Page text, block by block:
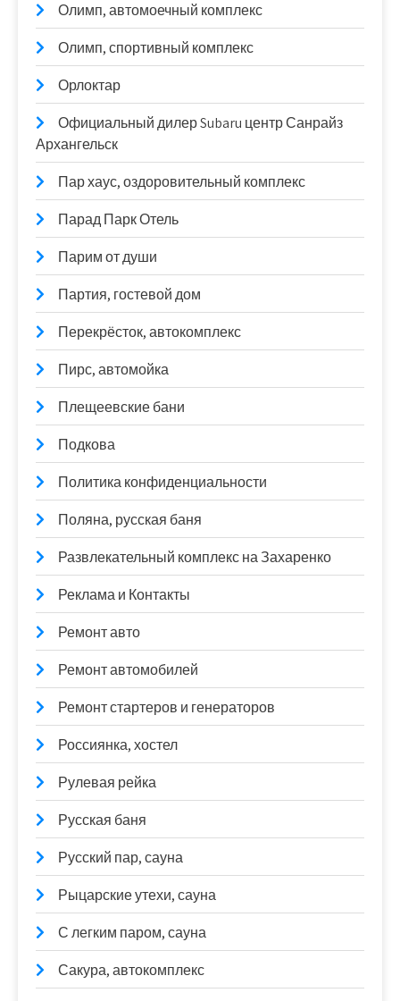
Олимп, автомоечный комплекс
Олимп, спортивный комплекс
Орлоктар
Официальный дилер Subaru центр Санрайз
Архангельск
Пар хаус, оздоровительный комплекс
Парад Парк Отель
Парим от души
Партия, гостевой дом
Перекрёсток, автокомплекс
Пирс, автомойка
Плещеевские бани
Подкова
Политика конфиденциальности
Поляна, русская баня
Развлекательный комплекс на Захаренко
Реклама и Контакты
Ремонт авто
Ремонт автомобилей
Ремонт стартеров и генераторов
Россиянка, хостел
Рулевая рейка
Русская баня
Русский пар, сауна
Рыцарские утехи, сауна
С легким паром, сауна
Сакура, автокомплекс